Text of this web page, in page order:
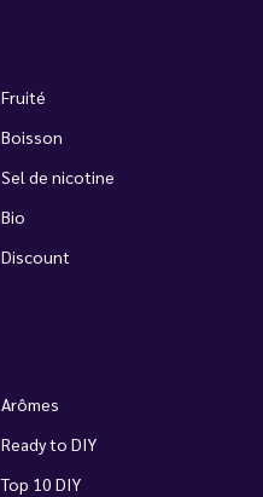
Fruité
Boisson
Sel de nicotine
Bio
Discount
Arômes
Ready to DIY
Top 10 DIY